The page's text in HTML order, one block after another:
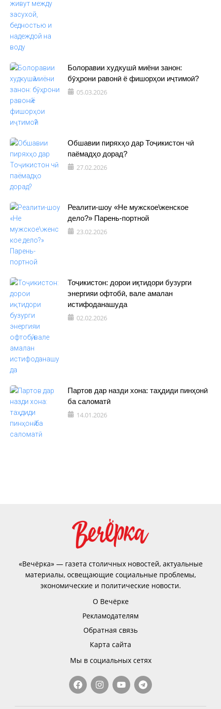
Болоравии худкушӣ миёни занон:
бӯҳрони равонӣ ё фишорҳои иҷтимоӣ?
05.03.2026
Обшавии пиряхҳо дар Тоҷикистон чӣ
паёмадҳо дорад?
27.02.2026
Реалити-шоу «Не мужское\женское
дело?» Парень-портной
23.02.2026
Тоҷикистон: дорои иқтидори бузурги
энергияи офтобӣ, вале амалан
истифоданашуда
02.02.2026
Партов дар назди хона: таҳдиди пинҳонӣ
ба саломатӣ
14.01.2026
«Вечёрка» — газета столичных новостей, актуальные
материалы, освещающие социальные проблемы,
экономические и политические новости.
О Вечёрке
Рекламодателям
Обратная связь
Карта сайта
Мы в социальных сетях